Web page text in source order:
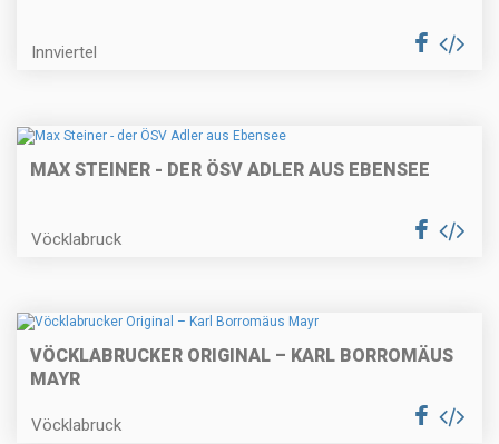
Innviertel
MAX STEINER - DER ÖSV ADLER AUS EBENSEE
Vöcklabruck
VÖCKLABRUCKER ORIGINAL – KARL BORROMÄUS
MAYR
Vöcklabruck